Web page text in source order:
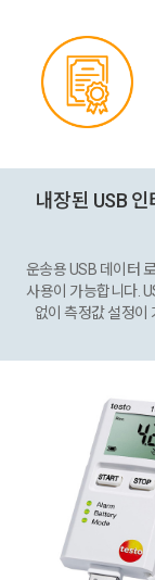
내장된 USB
운송용 USB 데이터
사용이 가능합니다.
없이 측정값 설정이